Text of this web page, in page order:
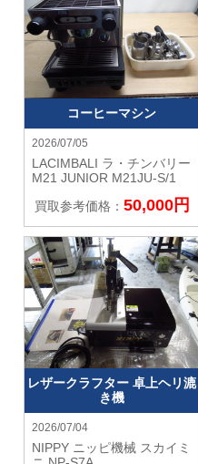
コーヒーマシン
2026/07/05
LACIMBALI ラ・チンバリー
M21 JUNIOR M21JU-S/1
買取参考価格： 50,000円
レザークラフター 卓上ヘリ漉
き機
2026/07/04
NIPPY ニッピ機械 スカイミ